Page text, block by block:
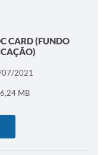
CARD (FUNDO
2021
MB